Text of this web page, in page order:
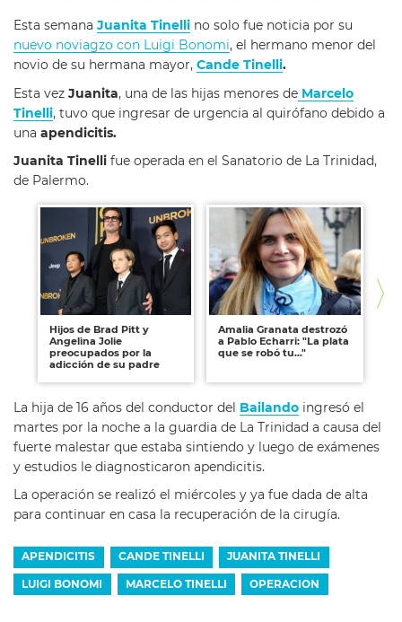
Esta semana Juanita Tinelli no solo fue noticia por su
nuevo noviagzo con Luigi Bonomi, el hermano menor del
novio de su hermana mayor, Cande Tinelli.
Esta vez Juanita, una de las hijas menores de Marcelo
Tinelli, tuvo que ingresar de urgencia al quirófano debido a
una apendicitis.
Juanita Tinelli fue operada en el Sanatorio de La Trinidad,
de Palermo.
Hijos de Brad Pitt y
Angelina Jolie
preocupados por la
adicción de su padre
Amalia Granata destrozó
a Pablo Echarri: "La plata
que se robó tu..."
La hija de 16 años del conductor del Bailando ingresó el
martes por la noche a la guardia de La Trinidad a causa del
fuerte malestar que estaba sintiendo y luego de exámenes
y estudios le diagnosticaron apendicitis.
La operación se realizó el miércoles y ya fue dada de alta
para continuar en casa la recuperación de la cirugía.
APENDICITIS CANDE TINELLI JUANITA TINELLI
LUIGI BONOMI MARCELO TINELLI OPERACION